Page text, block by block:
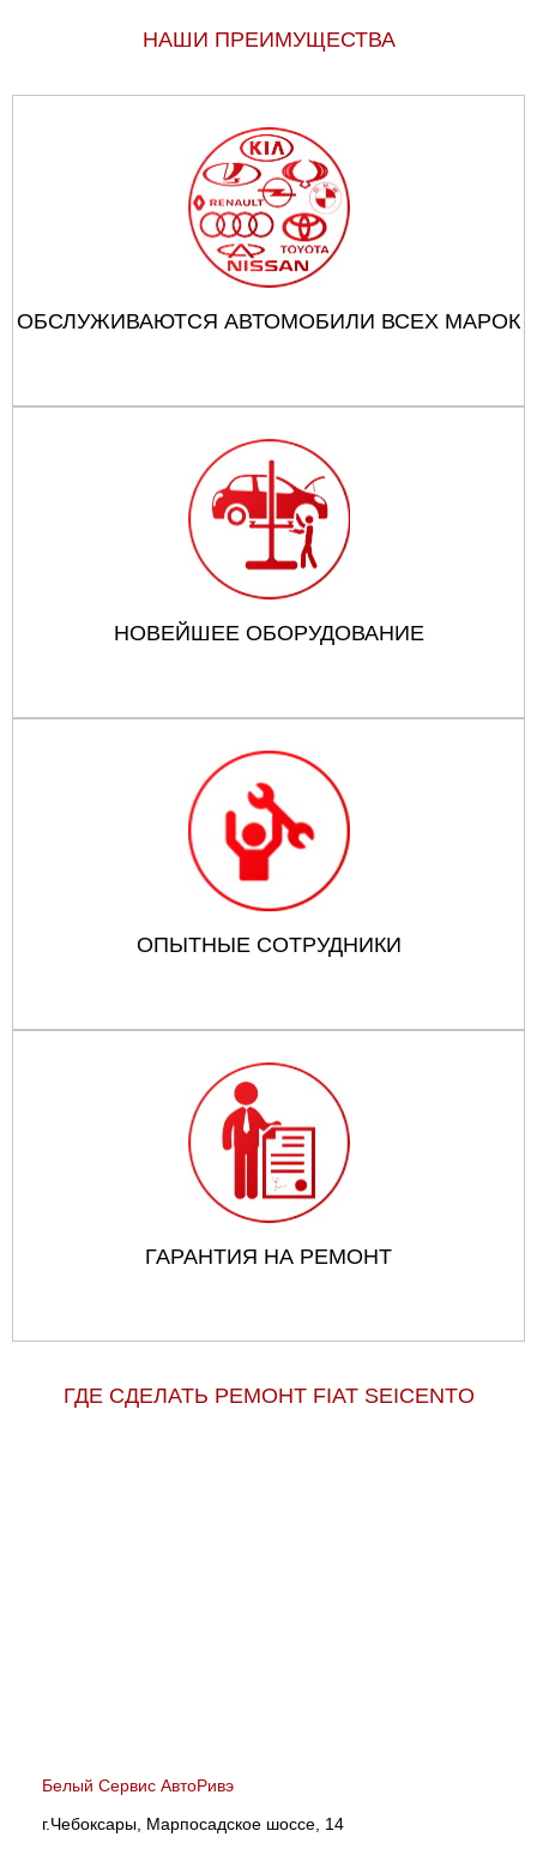
НАШИ ПРЕИМУЩЕСТВА
ОБСЛУЖИВАЮТСЯ АВТОМОБИЛИ ВСЕХ МАРОК
НОВЕЙШЕЕ ОБОРУДОВАНИЕ
ОПЫТНЫЕ СОТРУДНИКИ
ГАРАНТИЯ НА РЕМОНТ
ГДЕ СДЕЛАТЬ РЕМОНТ FIAT SEICENTO
Белый Сервис АвтоРивэ
г.Чебоксары, Марпосадское шоссе, 14